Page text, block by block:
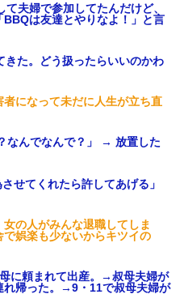
夫婦で参加してたんだけど、
は友達とやりなよ！」と言
きた。どう扱ったらいいのかわ
になって未だに人生が立ち直
なんでなんで？」 → 放置した
せてくれたら許してあげる」
女の人がみんな退職してしま
娯楽も少ないからキツイの
に頼まれて出産。→叔母夫婦が
れ帰った。→9・11で叔母夫婦が